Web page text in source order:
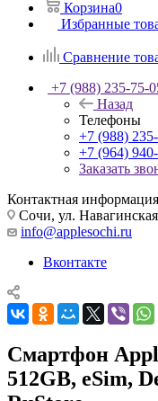
Корзина0
Избранные
Сравнение
+7 (988) 235-75-
Назад
Телефоны
+7 (988)
+7 (964)
Заказать
Контактная информация
Сочи, ул.
info@applesochi.ru
Вконтакте
Смартфон
512GB, eSim,